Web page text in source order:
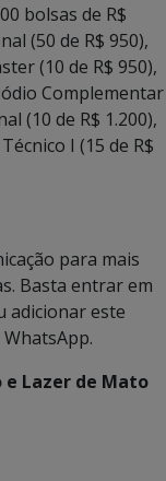
bolsas de R$
(50 de R$ 950),
(10 de R$ 950),
Complementar
(10 de R$ 1.200),
I (15 de R$
para mais
Basta entrar em
adicionar este
e Lazer de Mato